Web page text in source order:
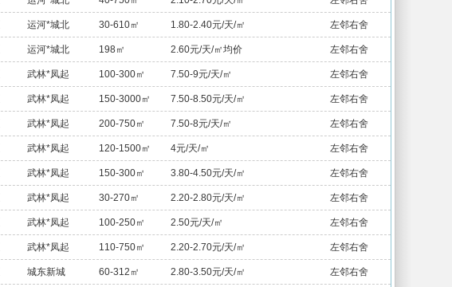
运河*城北 30-610㎡ 1.80-2.40元/天/㎡ 左邻右舍
运河*城北 198㎡ 2.60元/天/㎡均价 左邻右舍
武林*凤起 100-300㎡ 7.50-9元/天/㎡ 左邻右舍
武林*凤起 150-3000㎡ 7.50-8.50元/天/㎡ 左邻右舍
武林*凤起 200-750㎡ 7.50-8元/天/㎡ 左邻右舍
武林*凤起 120-1500㎡ 4元/天/㎡ 左邻右舍
武林*凤起 150-300㎡ 3.80-4.50元/天/㎡ 左邻右舍
武林*凤起 30-270㎡ 2.20-2.80元/天/㎡ 左邻右舍
武林*凤起 100-250㎡ 2.50元/天/㎡ 左邻右舍
武林*凤起 110-750㎡ 2.20-2.70元/天/㎡ 左邻右舍
城东新城 60-312㎡ 2.80-3.50元/天/㎡ 左邻右舍